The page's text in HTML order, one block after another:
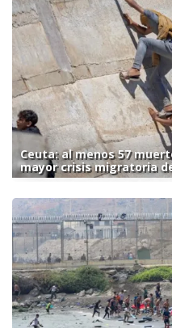
Ceuta: al menos 57
mayor crisis migratoria